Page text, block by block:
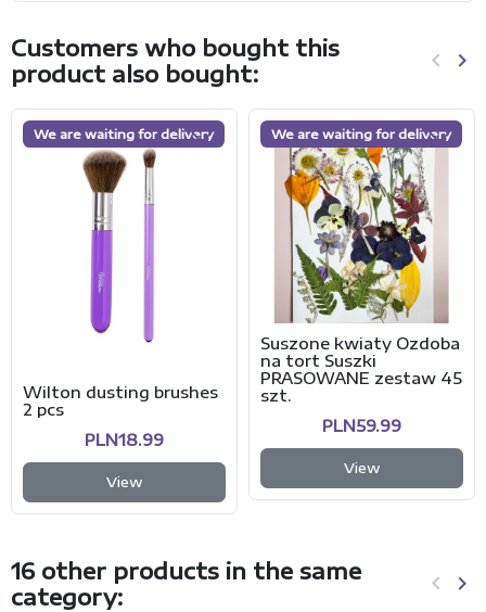
Customers who bought this
product also bought:
keyboard_arrow_left keyboard_arrow_right
We are waiting for delivery
Wilton dusting brushes
2 pcs
PLN18.99
View
We are waiting for delivery
Suszone kwiaty Ozdoba
na tort Suszki
PRASOWANE zestaw 45
szt.
PLN59.99
View
16 other products in the same
category:
keyboard_arrow_left keyboard_arrow_right